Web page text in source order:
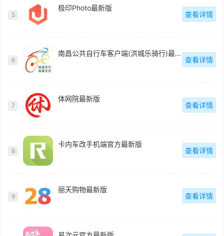
5
极印Photo最新版
查看详情
6
南昌公共自行车客户端(洪城乐骑行)最新版
查看详情
7
体网院最新版
查看详情
8
卡内车改手机端官方最新版
查看详情
9
丽天购物最新版
查看详情